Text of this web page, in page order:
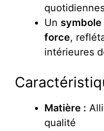
Un
force,
intérieures
Matière :
qualité